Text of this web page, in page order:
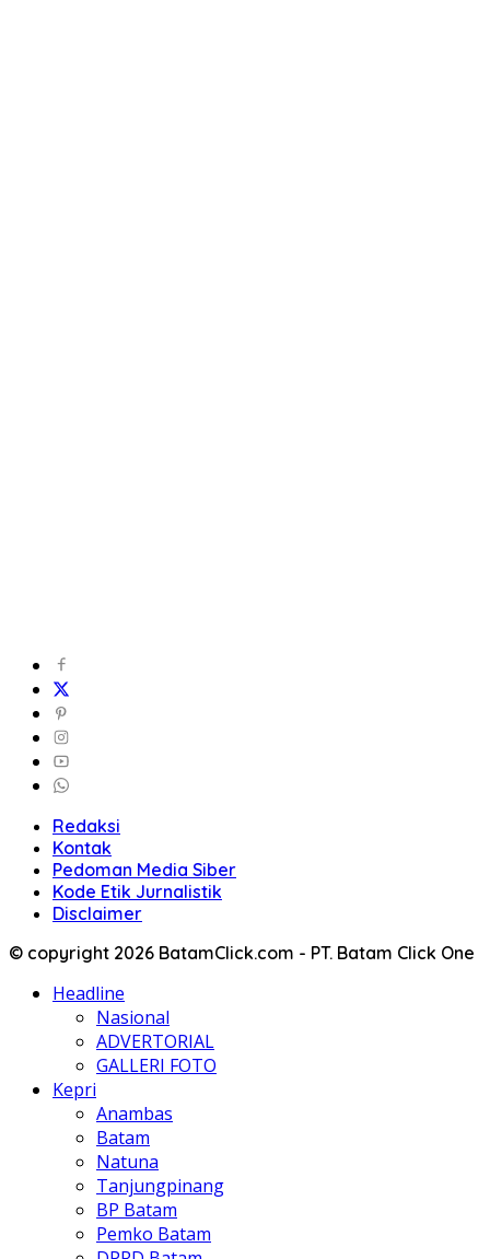
Redaksi
Kontak
Pedoman Media Siber
Kode Etik Jurnalistik
Disclaimer
© copyright 2026 BatamClick.com - PT. Batam Click One
Headline
Nasional
ADVERTORIAL
GALLERI FOTO
Kepri
Anambas
Batam
Natuna
Tanjungpinang
BP Batam
Pemko Batam